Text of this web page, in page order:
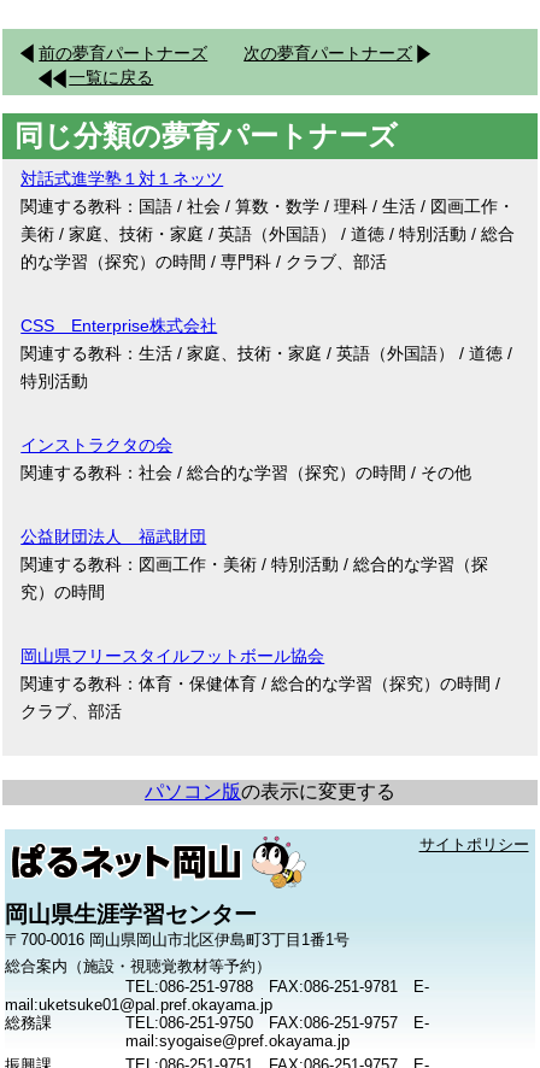
前の夢育パートナーズ
次の夢育パートナーズ
一覧に戻る
同じ分類の夢育パートナーズ
対話式進学塾１対１ネッツ
関連する教科：国語 / 社会 / 算数・数学 / 理科 / 生活 / 図画工作・
美術 / 家庭、技術・家庭 / 英語（外国語） / 道徳 / 特別活動 / 総合
的な学習（探究）の時間 / 専門科 / クラブ、部活
CSS Enterprise株式会社
関連する教科：生活 / 家庭、技術・家庭 / 英語（外国語） / 道徳 /
特別活動
インストラクタの会
関連する教科：社会 / 総合的な学習（探究）の時間 / その他
公益財団法人 福武財団
関連する教科：図画工作・美術 / 特別活動 / 総合的な学習（探
究）の時間
岡山県フリースタイルフットボール協会
関連する教科：体育・保健体育 / 総合的な学習（探究）の時間 /
クラブ、部活
パソコン版の表示に変更する
サイトポリシー
岡山県生涯学習センター
〒700-0016 岡山県岡山市北区伊島町3丁目1番1号
総合案内（施設・視聴覚教材等予約）
TEL:086-251-9788 FAX:086-251-9781 E-
mail:uketsuke01@pal.pref.okayama.jp
総務課
TEL:086-251-9750 FAX:086-251-9757 E-
mail:syogaise@pref.okayama.jp